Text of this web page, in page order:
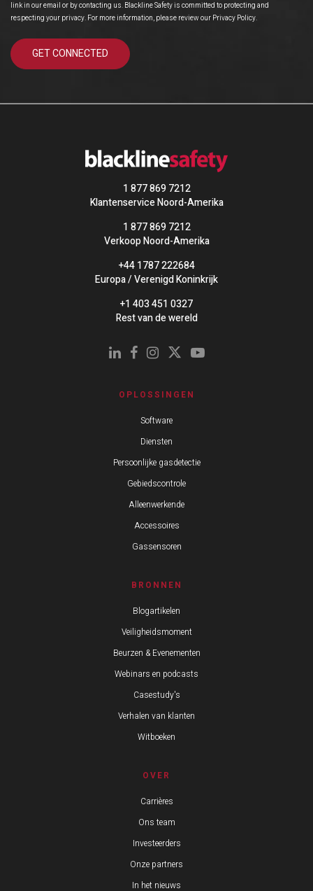
link in our email or by contacting us. Blackline Safety is committed to protecting and
respecting your privacy. For more information, please review our Privacy Policy.
1 877 869 7212
Klantenservice Noord-Amerika
1 877 869 7212
Verkoop Noord-Amerika
+44 1787 222684
Europa / Verenigd Koninkrijk
+1 403 451 0327
Rest van de wereld
OPLOSSINGEN
Software
Diensten
Persoonlijke gasdetectie
Gebiedscontrole
Alleenwerkende
Accessoires
Gassensoren
BRONNEN
Blogartikelen
Veiligheidsmoment
Beurzen & Evenementen
Webinars en podcasts
Casestudy's
Verhalen van klanten
Witboeken
OVER
Carrières
Ons team
Investeerders
Onze partners
In het nieuws